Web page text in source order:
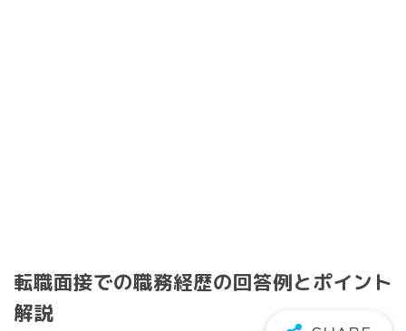
転職面接での職務経歴の回答例とポイント
解説